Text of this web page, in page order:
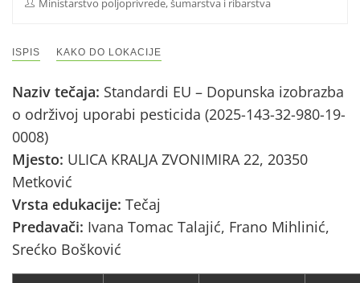
Ministarstvo poljoprivrede, šumarstva i ribarstva
ISPIS KAKO DO LOKACIJE
Naziv tečaja: Standardi EU – Dopunska izobrazba
o održivoj uporabi pesticida (2025-143-32-980-19-
0008)
Mjesto: ULICA KRALJA ZVONIMIRA 22, 20350
Metković
Vrsta edukacije: Tečaj
Predavači: Ivana Tomac Talajić, Frano Mihlinić,
Srećko Bošković